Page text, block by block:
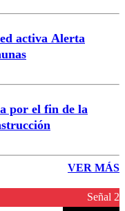
activa Alerta
por el fin de la
VER MÁS
Señal 2